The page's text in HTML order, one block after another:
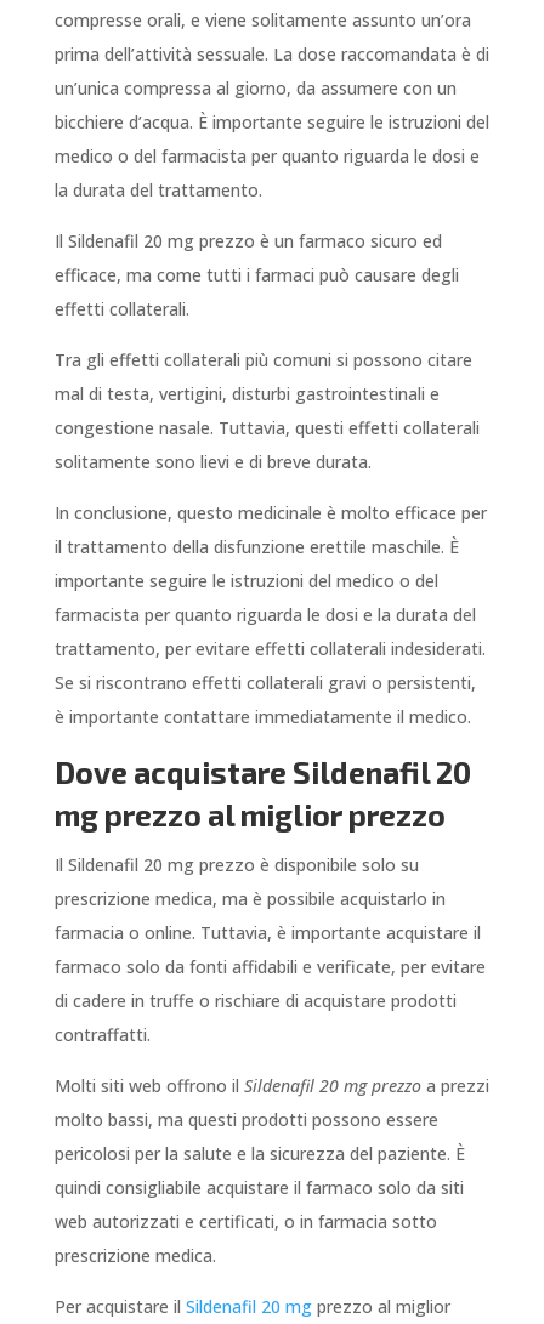
compresse orali, e viene solitamente assunto un’ora
prima dell’attività sessuale. La dose raccomandata è di
un’unica compressa al giorno, da assumere con un
bicchiere d’acqua. È importante seguire le istruzioni del
medico o del farmacista per quanto riguarda le dosi e
la durata del trattamento.
Il Sildenafil 20 mg prezzo è un farmaco sicuro ed
efficace, ma come tutti i farmaci può causare degli
effetti collaterali.
Tra gli effetti collaterali più comuni si possono citare
mal di testa, vertigini, disturbi gastrointestinali e
congestione nasale. Tuttavia, questi effetti collaterali
solitamente sono lievi e di breve durata.
In conclusione, questo medicinale è molto efficace per
il trattamento della disfunzione erettile maschile. È
importante seguire le istruzioni del medico o del
farmacista per quanto riguarda le dosi e la durata del
trattamento, per evitare effetti collaterali indesiderati.
Se si riscontrano effetti collaterali gravi o persistenti,
è importante contattare immediatamente il medico.
Dove acquistare Sildenafil 20
mg prezzo al miglior prezzo
Il Sildenafil 20 mg prezzo è disponibile solo su
prescrizione medica, ma è possibile acquistarlo in
farmacia o online. Tuttavia, è importante acquistare il
farmaco solo da fonti affidabili e verificate, per evitare
di cadere in truffe o rischiare di acquistare prodotti
contraffatti.
Molti siti web offrono il Sildenafil 20 mg prezzoa prezzi
molto bassi, ma questi prodotti possono essere
pericolosi per la salute e la sicurezza del paziente. È
quindi consigliabile acquistare il farmaco solo da siti
web autorizzati e certificati, o in farmacia sotto
prescrizione medica.
Per acquistare il Sildenafil 20 mgprezzo al miglior